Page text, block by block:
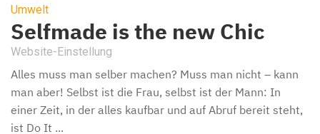
Umwelt
Selfmade is the new Chic
Website-Einstellung
Alles muss man selber machen? Muss man nicht – kann
man aber! Selbst ist die Frau, selbst ist der Mann: In
einer Zeit, in der alles kaufbar und auf Abruf bereit steht,
ist Do It ...